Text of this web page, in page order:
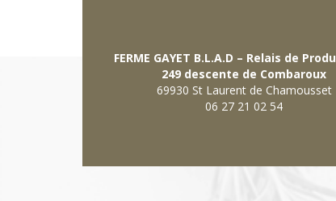
FERME GAYET B.L.A.D – Relais de
249 descente de Combaroux
69930 St Laurent de Chamousset
06 27 21 02 54